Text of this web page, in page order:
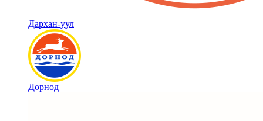
Дархан-уул
Дорнод